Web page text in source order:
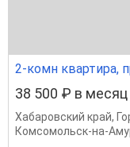
2-комн квартира,
38 500 ₽ в месяц
Хабаровский край,
Комсомольск-на-